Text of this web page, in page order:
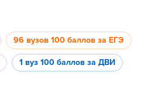
96 вузов 100 баллов за ЕГЭ
1 вуз 100 баллов за ДВИ